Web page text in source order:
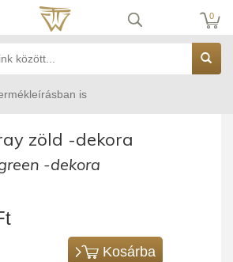
0
is
zöld -dekora
-dekora
Kosárba